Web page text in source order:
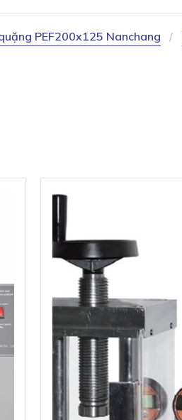
PEF200x125 Nanchang